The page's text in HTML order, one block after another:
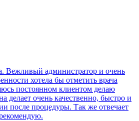
Вежливый администратор и очень
хотела бы отметить врача
постоянном клиентом делаю
делает очень качественно, быстро и
после процедуры. Так же отвечает